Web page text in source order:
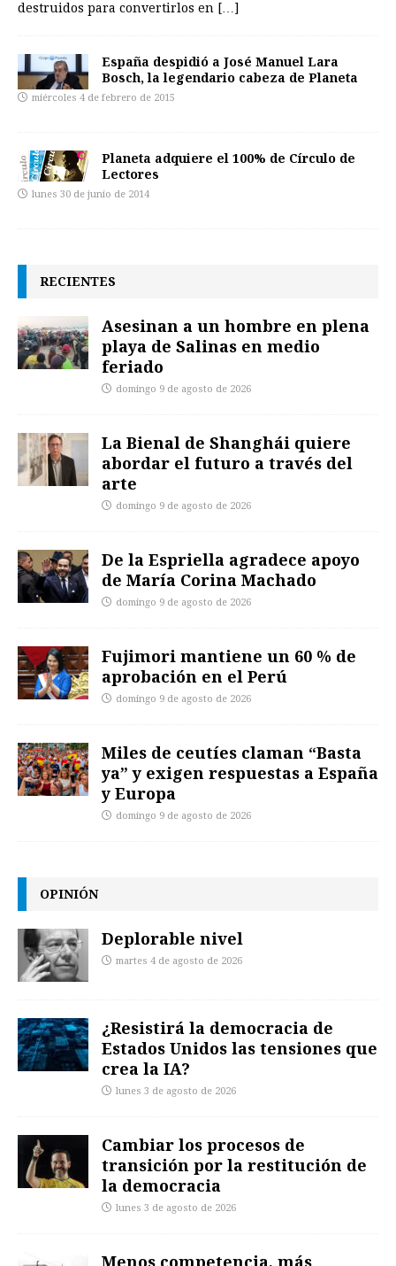
destruidos para convertirlos en […]
España despidió a José Manuel Lara
Bosch, la legendario cabeza de Planeta
miércoles 4 de febrero de 2015
Planeta adquiere el 100% de Círculo de
Lectores
lunes 30 de junio de 2014
RECIENTES
Asesinan a un hombre en plena
playa de Salinas en medio
feriado
domingo 9 de agosto de 2026
La Bienal de Shanghái quiere
abordar el futuro a través del
arte
domingo 9 de agosto de 2026
De la Espriella agradece apoyo
de María Corina Machado
domingo 9 de agosto de 2026
Fujimori mantiene un 60 % de
aprobación en el Perú
domingo 9 de agosto de 2026
Miles de ceutíes claman “Basta
ya” y exigen respuestas a España
y Europa
domingo 9 de agosto de 2026
OPINIÓN
Deplorable nivel
martes 4 de agosto de 2026
¿Resistirá la democracia de
Estados Unidos las tensiones que
crea la IA?
lunes 3 de agosto de 2026
Cambiar los procesos de
transición por la restitución de
la democracia
lunes 3 de agosto de 2026